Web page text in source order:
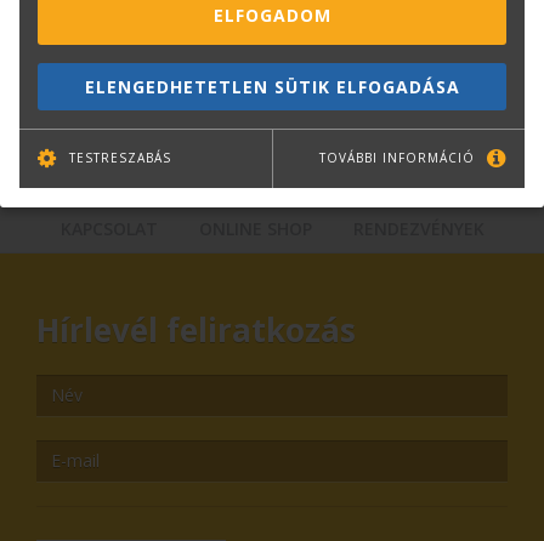
Plotter értékesítés
Központi elérhetőségek
lfp@terc.hu
Hírlevél feliratkozás
ELFOGADOM
ELENGEDHETETLEN SÜTIK ELFOGADÁSA
TESTRESZABÁS TOVÁBBI INFORMÁCIÓ